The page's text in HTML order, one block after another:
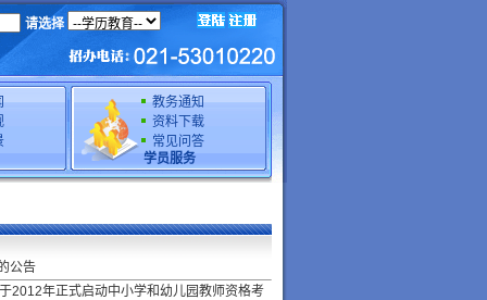
请选择
教务通知
资料下载
常见问答
学员服务
公告
2012年正式启动中小学和幼儿园教师资格考